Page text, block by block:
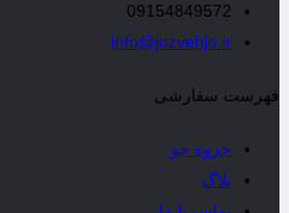
09154849572
info@jozvehjo.ir
فهرست سفارشی
جزوه جو
بلاگ